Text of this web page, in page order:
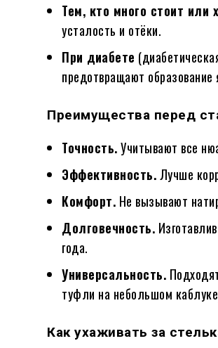
Тем, кто много стоит или
усталость и отёки.
При диабете
предотвращают образование
Преимущества перед
Точность.Учитывают все
Эффективность.Лучше
Комфорт. Не вызывают
Долговечность.
года.
Универсальность.
туфли на небольшом
Как ухаживать за